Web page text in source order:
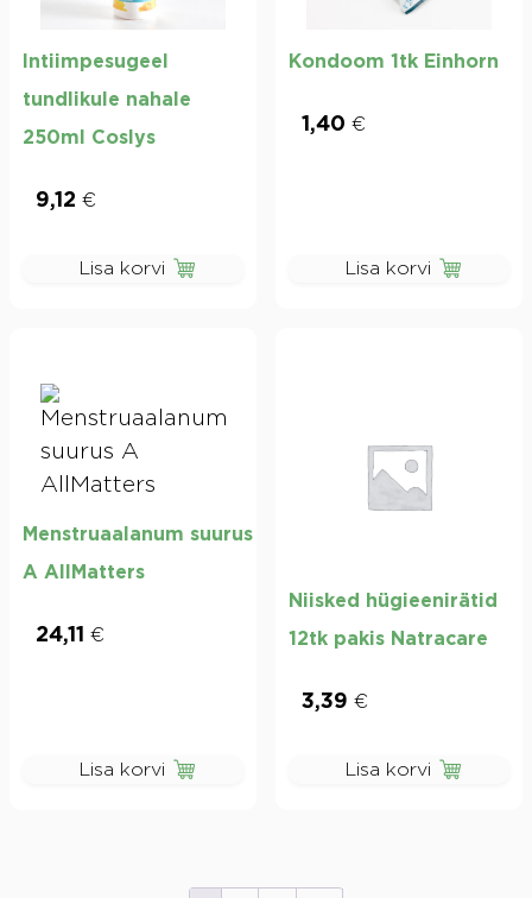
Intiimpesugeel
tundlikule nahale
250ml Coslys
9,12 €
Lisa korvi
Kondoom 1tk Einhorn
1,40 €
Lisa korvi
Menstruaalanum suurus
A AllMatters
24,11 €
Lisa korvi
Niisked hügieenirätid
12tk pakis Natracare
3,39 €
Lisa korvi